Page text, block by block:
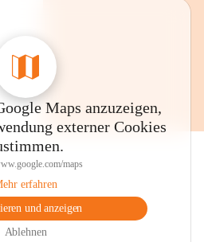
Maps anzuzeigen,
externer Cookies
maps
erfahren
und anzeigen
Ablehnen